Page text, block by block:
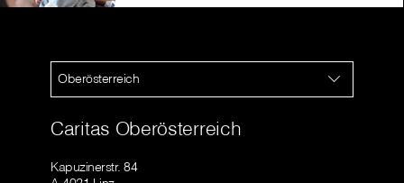
Oberösterreich
Caritas Oberösterreich
Kapuzinerstr. 84